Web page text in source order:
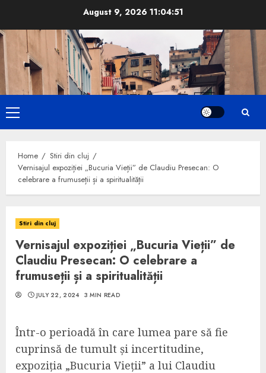
content
August 9, 2026 11:04:53
Primary
Menu
Home
Stiri din cluj
Vernisajul expoziției „Bucuria Vieții” de Claudiu Presecan: O
celebrare a frumuseții și a spiritualității
Stiri din cluj
Vernisajul expoziției „Bucuria Vieții” de
Claudiu Presecan: O celebrare a
frumuseții și a spiritualității
JULY 22, 2024 3 MIN READ
Într-o perioadă în care lumea pare să fie
cuprinsă de tumult și incertitudine,
expoziția „Bucuria Vieții” a lui Claudiu